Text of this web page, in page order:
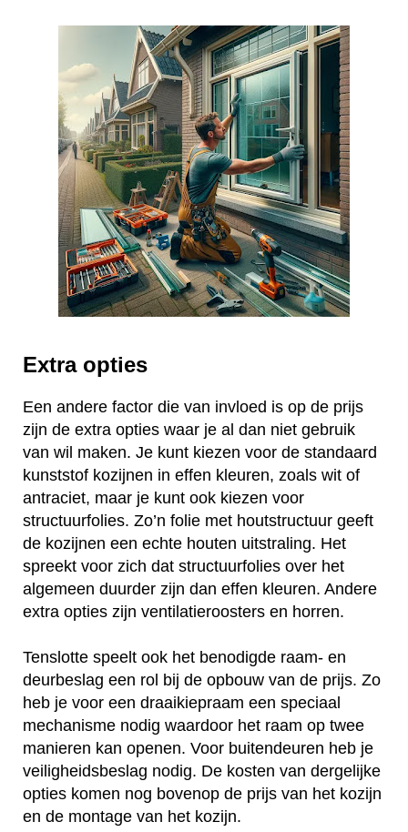
Extra opties
Een andere factor die van invloed is op de prijs
zijn de extra opties waar je al dan niet gebruik
van wil maken. Je kunt kiezen voor de standaard
kunststof kozijnen in effen kleuren, zoals wit of
antraciet, maar je kunt ook kiezen voor
structuurfolies. Zo’n folie met houtstructuur geeft
de kozijnen een echte houten uitstraling. Het
spreekt voor zich dat structuurfolies over het
algemeen duurder zijn dan effen kleuren. Andere
extra opties zijn ventilatieroosters en horren.
Tenslotte speelt ook het benodigde raam- en
deurbeslag een rol bij de opbouw van de prijs. Zo
heb je voor een draaikiepraam een speciaal
mechanisme nodig waardoor het raam op twee
manieren kan openen. Voor buitendeuren heb je
veiligheidsbeslag nodig. De kosten van dergelijke
opties komen nog bovenop de prijs van het kozijn
en de montage van het kozijn.